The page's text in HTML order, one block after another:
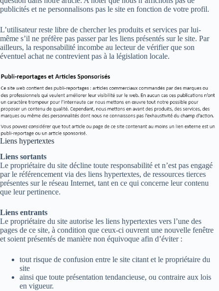
publicités et ne personnalisons pas le site en fonction de votre profil.
L’utilisateur reste libre de chercher les produits et services par lui-
même s’il ne préfère pas passer par les liens présentés sur le site. Par
ailleurs, la responsabilité incombe au lecteur de vérifier que son
éventuel achat ne contrevient pas à la législation locale.
Liens hypertextes
Liens sortants
Le propriétaire du site décline toute responsabilité et n’est pas engagé
par le référencement via des liens hypertextes, de ressources tierces
présentes sur le réseau Internet, tant en ce qui concerne leur contenu
que leur pertinence.
Liens entrants
Le propriétaire du site autorise les liens hypertextes vers l’une des
pages de ce site, à condition que ceux-ci ouvrent une nouvelle fenêtre
et soient présentés de manière non équivoque afin d’éviter :
tout risque de confusion entre le site citant et le propriétaire du
site
ainsi que toute présentation tendancieuse, ou contraire aux lois
en vigueur.